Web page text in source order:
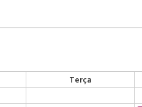
Terça